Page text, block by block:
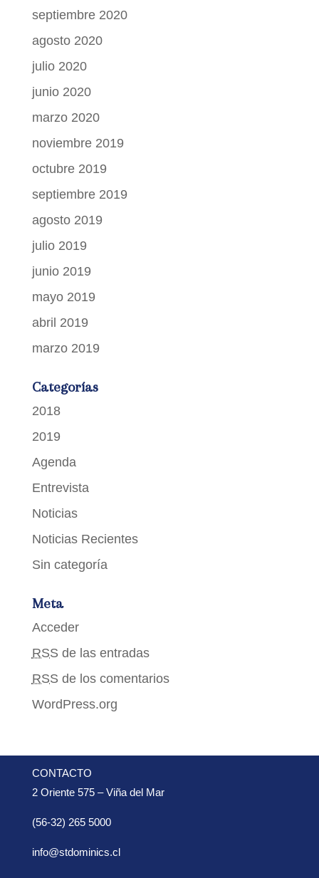
septiembre 2020
agosto 2020
julio 2020
junio 2020
marzo 2020
noviembre 2019
octubre 2019
septiembre 2019
agosto 2019
julio 2019
junio 2019
mayo 2019
abril 2019
marzo 2019
Categorías
2018
2019
Agenda
Entrevista
Noticias
Noticias Recientes
Sin categoría
Meta
Acceder
RSS de las entradas
RSS de los comentarios
WordPress.org
CONTACTO
2 Oriente 575 – Viña del Mar
(56-32) 265 5000
info@stdominics.cl